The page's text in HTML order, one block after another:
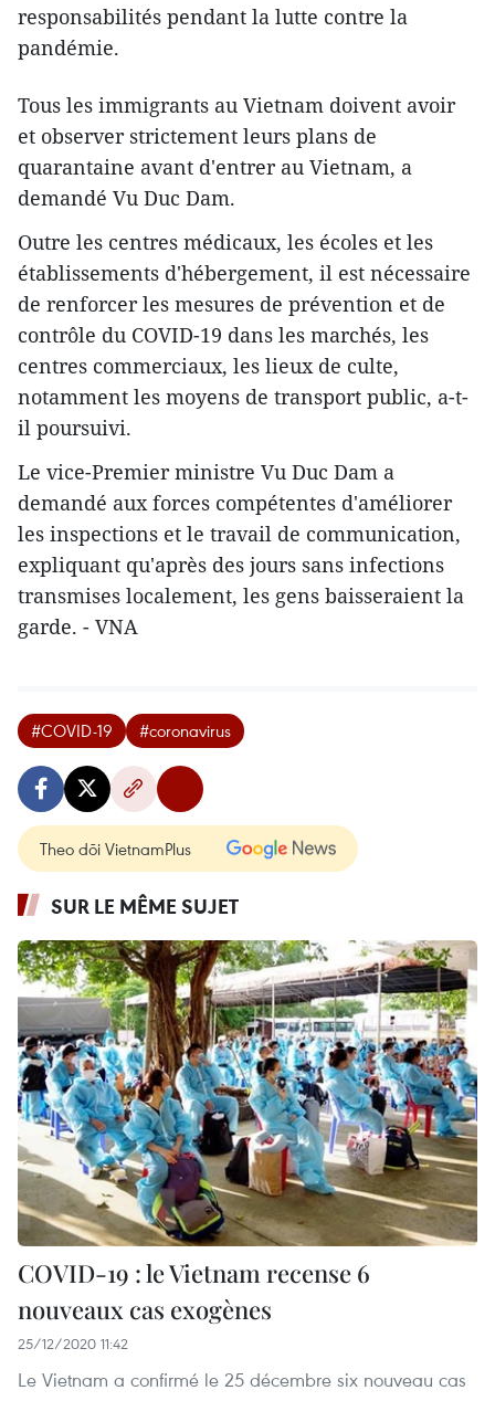
responsabilités pendant la lutte contre la
pandémie.
Tous les immigrants au Vietnam doivent avoir
et observer strictement leurs plans de
quarantaine avant d'entrer au Vietnam, a
demandé Vu Duc Dam.
Outre les centres médicaux, les écoles et les
établissements d'hébergement, il est nécessaire
de renforcer les mesures de prévention et de
contrôle du COVID-19 dans les marchés, les
centres commerciaux, les lieux de culte,
notamment les moyens de transport public, a-t-
il poursuivi.
Le vice-Premier ministre Vu Duc Dam a
demandé aux forces compétentes d'améliorer
les inspections et le travail de communication,
expliquant qu'après des jours sans infections
transmises localement, les gens baisseraient la
garde. - VNA
#COVID-19 #coronavirus
Theo dõi VietnamPlus
SUR LE MÊME SUJET
COVID-19 : le Vietnam recense 6
nouveaux cas exogènes
25/12/2020 11:42
Le Vietnam a confirmé le 25 décembre six nouveau cas